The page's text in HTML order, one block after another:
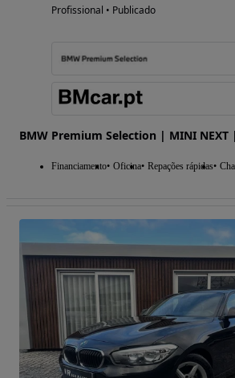
Profissional • Publicado
BMW Premium Selection | MINI NEXT
Financiamento Oficina Repações rápidas